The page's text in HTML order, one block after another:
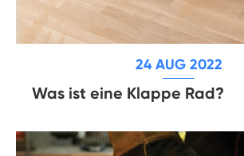
24 AUG 2022
Was ist eine Klappe Rad?